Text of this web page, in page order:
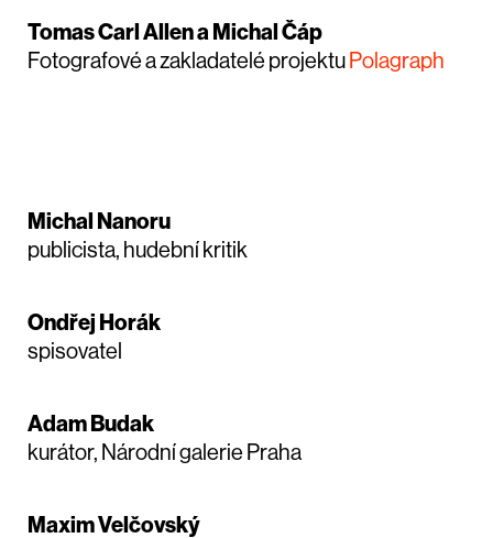
Tomas Carl Allen a Michal Čáp
Fotografové a zakladatelé projektu Polagraph
Michal Nanoru
publicista, hudební kritik
Ondřej Horák
spisovatel
Adam Budak
kurátor, Národní galerie Praha
Maxim Velčovský